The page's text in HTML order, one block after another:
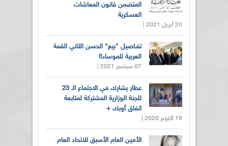
المتضمن قانون المعاشات
العسكرية
20 أبريل 2021 |
تفـاصيل "بيع" الحسن الثاني القمة
العربية للموساد!!
07 سبتمبر 2021 |
عطار يشارك في الاجتماع الـ 23
للجنة الوزارية المشتركة لمتابعة
اتفاق أوبك +
19 أكتوبر 2020 |
الأمين العام الأسبق للاتحاد العام